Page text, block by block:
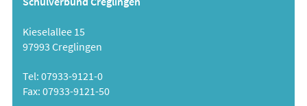
Kieselallee 15
97993 Creglingen
Tel: 07933-9121-0
Fax: 07933-9121-50